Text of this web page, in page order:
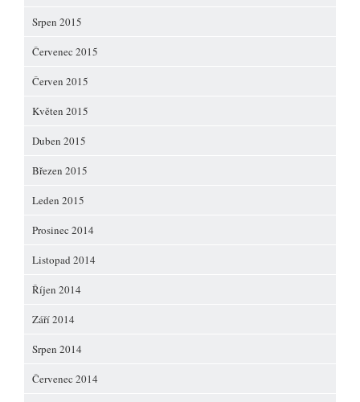
Srpen 2015
Červenec 2015
Červen 2015
Květen 2015
Duben 2015
Březen 2015
Leden 2015
Prosinec 2014
Listopad 2014
Říjen 2014
Září 2014
Srpen 2014
Červenec 2014